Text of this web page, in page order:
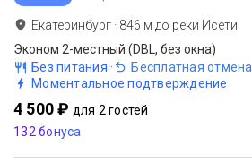
Екатеринбург · 846 м до реки Исети
Эконом 2-местный (DBL, без окна)
Без питания ·
Бесплатная отмена
Моментальное подтверждение
4 500 ₽ для 2 гостей
132 бонуса